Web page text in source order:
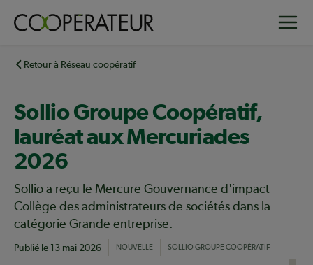
principalRetour à Réseau coopératif
Sollio Groupe Coopératif,
lauréat aux Mercuriades
2026
Sollio a reçu le Mercure Gouvernance d'impact
Collège des administrateurs de sociétés dans la
catégorie Grande entreprise.
Publié le 13 mai 2026 NOUVELLE SOLLIO GROUPE COOPÉRATIF